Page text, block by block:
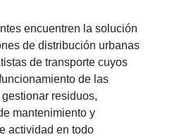
encuentren la solución
de distribución urbanas
de transporte cuyos
de las
residuos,
mantenimiento y
actividad en todo